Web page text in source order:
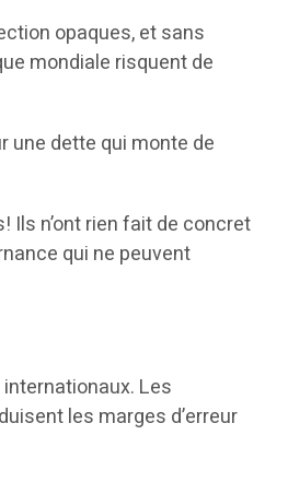
opaques, et sans
mondiale risquent de
une dette qui monte de
Ils n’ont rien fait de concret
qui ne peuvent
Les
les marges d’erreur